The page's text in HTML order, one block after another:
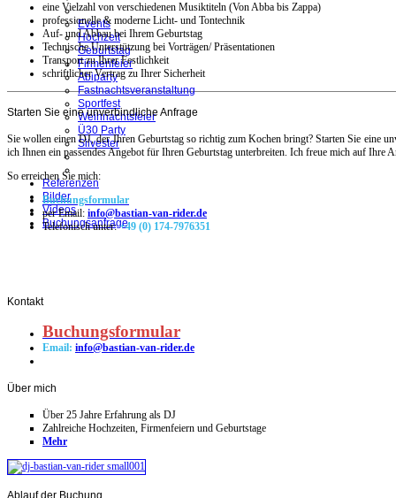
Events
Hochzeit
Geburtstag
Firmenfeier
Abiparty
Fastnachtsveranstaltung
Sportfest
Weihnachtsfeier
Ü30 Party
Silvester
Referenzen
Bilder
Videos
Buchungsanfrage
eine Vielzahl von verschiedenen Musiktiteln (Von Abba bis Zappa)
professionelle & moderne Licht- und Tontechnik
Auf- und Abbau bei Ihrem Geburtstag
Technische Unterstützung bei Vorträgen/ Präsentationen
Transport zu Ihrer Festlichkeit
schriftlicher Vertrag zu Ihrer Sicherheit
Starten Sie eine unverbindliche Anfrage
Sie wollen einen DJ, der Ihren Geburtstag so richtig zum Kochen bringt?Starten Sie eine
ich Ihnen ein passendes Angebot für Ihren Geburtstag unterbreiten. Ich freue mich auf Ihre
So erreichen Sie mich:
Buchungsformular
per Email: info@bastian-van-rider.de
Telefonisch unter:+49 (0) 174-7976351
Kontakt
Buchungsformular
Email: info@bastian-van-rider.de
Über mich
Über 25 Jahre Erfahrung als DJ
Zahlreiche Hochzeiten, Firmenfeiern und Geburtstage
Mehr
Ablaufder Buchung